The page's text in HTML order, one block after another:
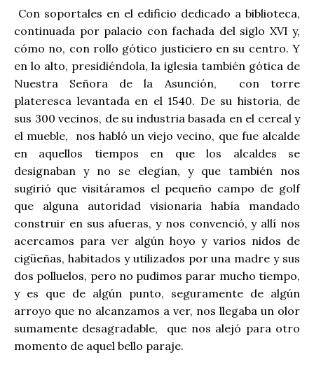
Con soportales en el edificio dedicado a biblioteca,
continuada por palacio con fachada del siglo XVI y,
cómo no, con rollo gótico justiciero en su centro. Y
en lo alto, presidiéndola, la iglesia también gótica de
Nuestra Señora de la Asunción, con torre
plateresca levantada en el 1540. De su historia, de
sus 300 vecinos, de su industria basada en el cereal y
el mueble, nos habló un viejo vecino, que fue alcalde
en aquellos tiempos en que los alcaldes se
designaban y no se elegían, y que también nos
sugirió que visitáramos el pequeño campo de golf
que alguna autoridad visionaria había mandado
construir en sus afueras, y nos convenció, y allí nos
acercamos para ver algún hoyo y varios nidos de
cigüeñas, habitados y utilizados por una madre y sus
dos polluelos, pero no pudimos parar mucho tiempo,
y es que de algún punto, seguramente de algún
arroyo que no alcanzamos a ver, nos llegaba un olor
sumamente desagradable, que nos alejó para otro
momento de aquel bello paraje.